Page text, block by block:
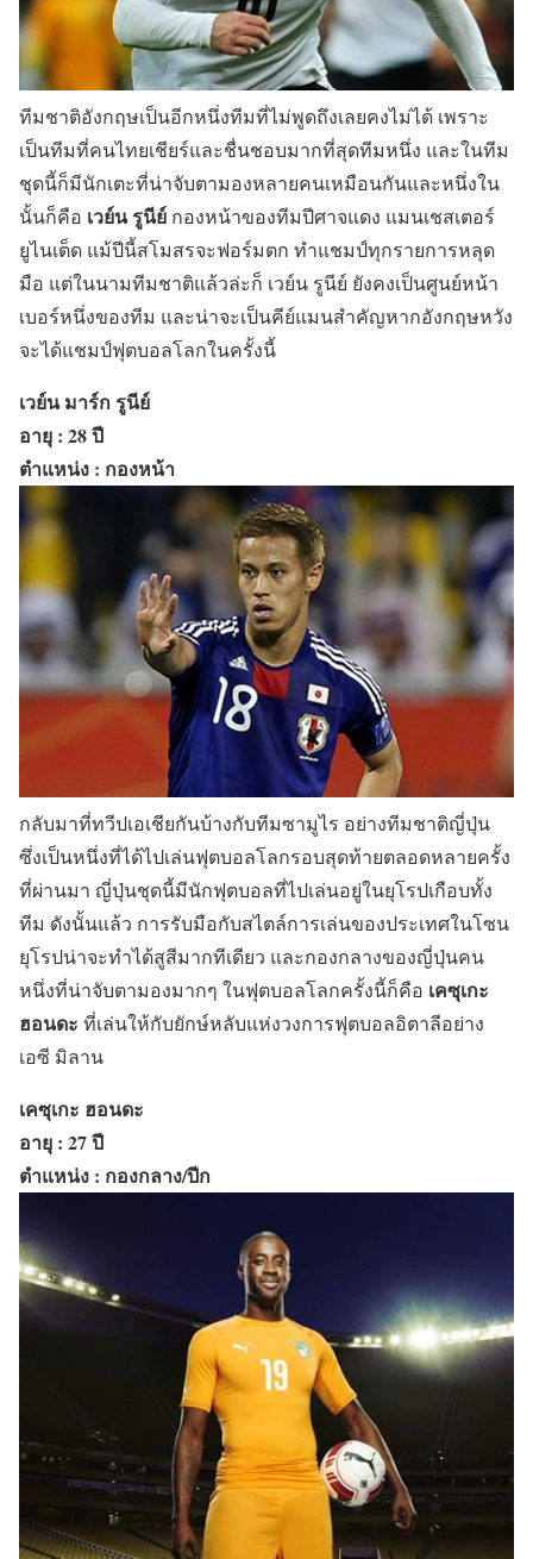
ทีมชาติอังกฤษเป็นอีกหนึ่งทีมที่ไม่พูดถึงเลยคงไม่ได้ เพราะ
เป็นทีมที่คนไทยเชียร์และชื่นชอบมากที่สุดทีมหนึ่ง และในทีม
ชุดนี้ก็มีนักเตะที่น่าจับตามองหลายคนเหมือนกันและหนึ่งใน
นั้นก็คือ เวย์น รูนีย์ กองหน้าของทีมปีศาจแดง แมนเชสเตอร์
ยูไนเต็ด แม้ปีนี้สโมสรจะฟอร์มตก ทำแชมป์ทุกรายการหลุด
มือ แต่ในนามทีมชาติแล้วล่ะก็ เวย์น รูนีย์ ยังคงเป็นศูนย์หน้า
เบอร์หนึ่งของทีม และน่าจะเป็นคีย์แมนสำคัญหากอังกฤษหวัง
จะได้แชมป์ฟุตบอลโลกในครั้งนี้
เวย์น มาร์ก รูนีย์
อายุ : 28 ปี
ตำแหน่ง : กองหน้า
กลับมาที่ทวีปเอเชียกันบ้างกับทีมซามูไร อย่างทีมชาติญี่ปุ่น
ซึ่งเป็นหนึ่งที่ได้ไปเล่นฟุตบอลโลกรอบสุดท้ายตลอดหลายครั้ง
ที่ผ่านมา ญี่ปุ่นชุดนี้มีนักฟุตบอลที่ไปเล่นอยู่ในยุโรปเกือบทั้ง
ทีม ดังนั้นแล้ว การรับมือกับสไตล์การเล่นของประเทศในโซน
ยุโรปน่าจะทำได้สูสีมากทีเดียว และกองกลางของญี่ปุ่นคน
หนึ่งที่น่าจับตามองมากๆ ในฟุตบอลโลกครั้งนี้ก็คือ เคซุเกะ
ฮอนดะ ที่เล่นให้กับยักษ์หลับแห่งวงการฟุตบอลอิตาลีอย่าง
เอซี มิลาน
เคซุเกะ ฮอนดะ
อายุ : 27 ปี
ตำแหน่ง : กองกลาง/ปีก